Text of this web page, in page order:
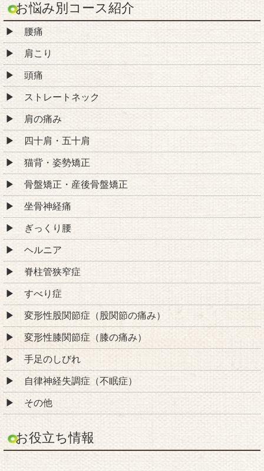
お悩み別コース紹介
腰痛
肩こり
頭痛
ストレートネック
肩の痛み
四十肩・五十肩
猫背・姿勢矯正
骨盤矯正・産後骨盤矯正
坐骨神経痛
ぎっくり腰
ヘルニア
脊柱管狭窄症
すべり症
変形性股関節症（股関節の痛み）
変形性膝関節症（膝の痛み）
手足のしびれ
自律神経失調症（不眠症）
その他
お役立ち情報